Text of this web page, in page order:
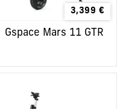
3,399 €
Gspace Mars 11 GTR